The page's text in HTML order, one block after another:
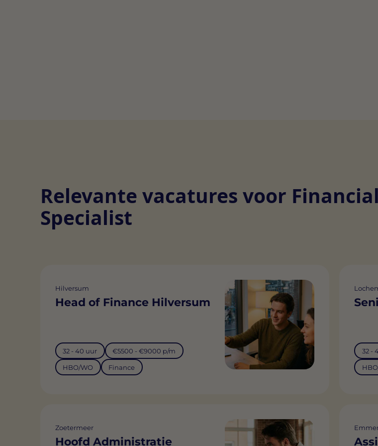
Relevante vacatures voor
Specialist
Hilversum
Head of Finance Hilversum
32 - 40 uur €5500 - €9000 p/m
HBO/WO Finance
32 -
Zoetermeer
Hoofd Administratie